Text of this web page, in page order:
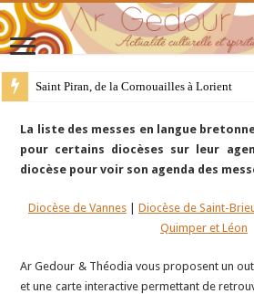
Saint Piran, de la Cornouailles à Lorient
La liste des messes en langue
pour certains diocèses sur leur
diocèse pour voir son agenda des
Diocèse de Vannes| Diocèse de Saint-
Quimper et Léon
Ar Gedour & Théodia vous proposent un
et une carte interactive permettant de